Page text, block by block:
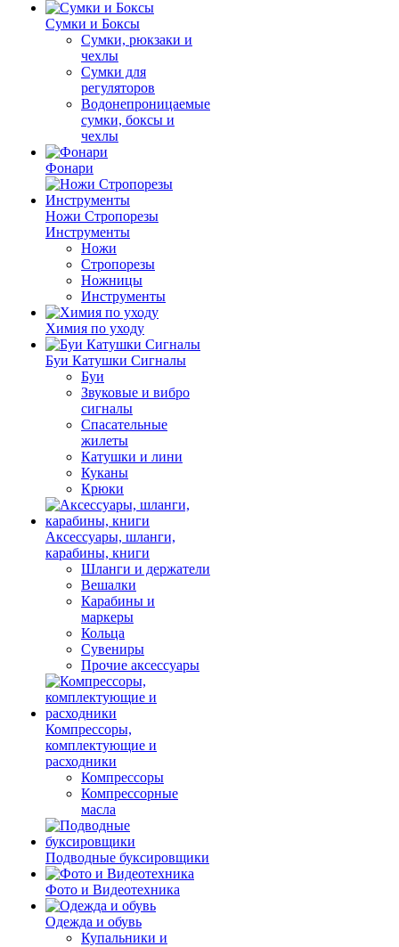
Сумки и Боксы
Сумки, рюкзаки и
чехлы
Сумки для
регуляторов
Водонепроницаемые
сумки, боксы и
чехлы
Фонари
Ножи Стропорезы
Инструменты
Ножи
Стропорезы
Ножницы
Инструменты
Химия по уходу
Буи Катушки Сигналы
Буи
Звуковые и вибро
сигналы
Спасательные
жилеты
Катушки и лини
Куканы
Крюки
Аксессуары, шланги,
карабины, книги
Шланги и держатели
Вешалки
Карабины и
маркеры
Кольца
Сувениры
Прочие аксессуары
Компрессоры,
комплектующие и
расходники
Компрессоры
Компрессорные
масла
Подводные буксировщики
Фото и Видеотехника
Одежда и обувь
Купальники и